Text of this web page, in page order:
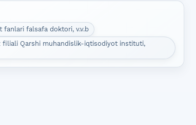
falsafa doktori, v.v.b
Qarshi muhandislik-iqtisodiyot instituti,